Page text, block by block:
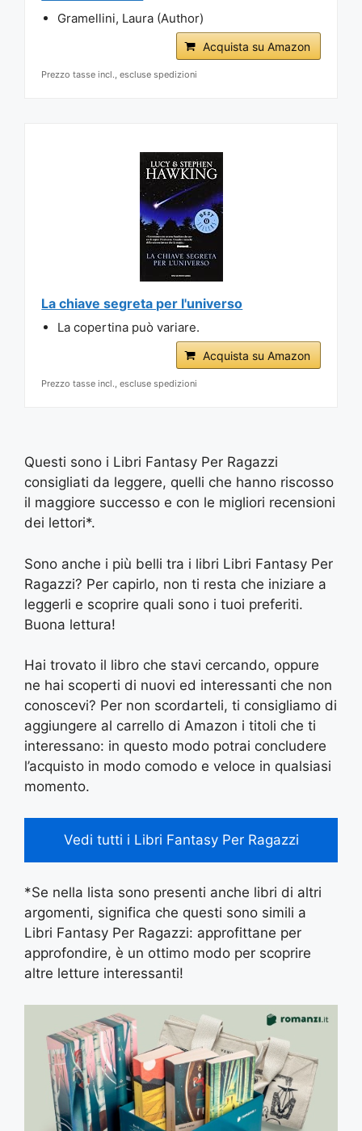
Gramellini, Laura (Author)
Acquista su Amazon
Prezzo tasse incl., escluse spedizioni
La chiave segreta per l'universo
La copertina può variare.
Acquista su Amazon
Prezzo tasse incl., escluse spedizioni
Questi sono i Libri Fantasy Per Ragazzi
consigliati da leggere, quelli che hanno riscosso
il maggiore successo e con le migliori recensioni
dei lettori*.
Sono anche i più belli tra i libri Libri Fantasy Per
Ragazzi? Per capirlo, non ti resta che iniziare a
leggerli e scoprire quali sono i tuoi preferiti.
Buona lettura!
Hai trovato il libro che stavi cercando, oppure
ne hai scoperti di nuovi ed interessanti che non
conoscevi? Per non scordarteli, ti consigliamo di
aggiungere al carrello di Amazon i titoli che ti
interessano: in questo modo potrai concludere
l’acquisto in modo comodo e veloce in qualsiasi
momento.
Vedi tutti i Libri Fantasy Per Ragazzi
*Se nella lista sono presenti anche libri di altri
argomenti, significa che questi sono simili a
Libri Fantasy Per Ragazzi: approfittane per
approfondire, è un ottimo modo per scoprire
altre letture interessanti!